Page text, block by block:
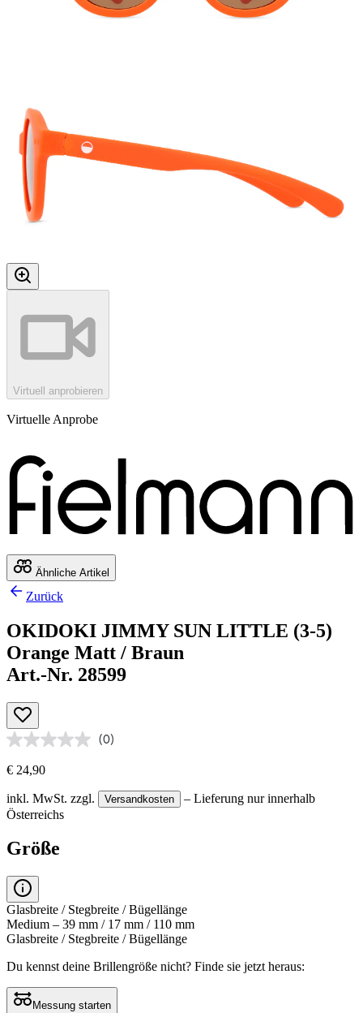
Virtuell anprobieren
Virtuelle Anprobe
Ähnliche Artikel
Zurück
OKIDOKI JIMMY SUN LITTLE (3-5)
Orange Matt / Braun
Art.-Nr. 28599
(0)
€ 24,90
inkl. MwSt. zzgl. Versandkosten
– Lieferung nur innerhalb
Österreichs
Größe
Glasbreite / Stegbreite / Bügellänge
Medium – 39 mm / 17 mm / 110 mm
Glasbreite / Stegbreite / Bügellänge
Du kennst deine Brillengröße nicht? Finde sie jetzt heraus:
Messung starten